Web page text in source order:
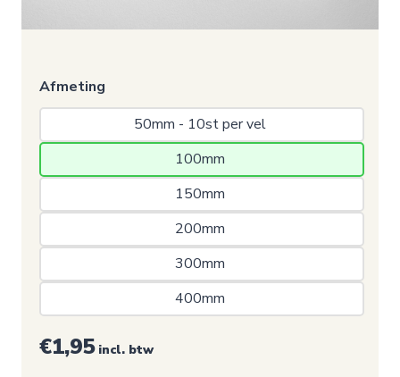
Afmeting
50mm - 10st per vel
100mm
150mm
200mm
300mm
400mm
€1,95 incl. btw